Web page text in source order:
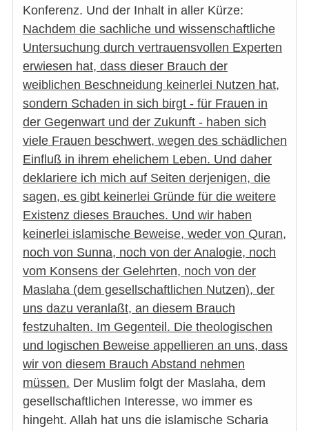
Konferenz. Und der Inhalt in aller Kürze:
Nachdem die sachliche und wissenschaftliche
Untersuchung durch vertrauensvollen Experten
erwiesen hat, dass dieser Brauch der
weiblichen Beschneidung keinerlei Nutzen hat,
sondern Schaden in sich birgt - für Frauen in
der Gegenwart und der Zukunft - haben sich
viele Frauen beschwert, wegen des schädlichen
Einfluß in ihrem ehelichem Leben. Und daher
deklariere ich mich auf Seiten derjenigen, die
sagen, es gibt keinerlei Gründe für die weitere
Existenz dieses Brauches. Und wir haben
keinerlei islamische Beweise, weder von Quran,
noch von Sunna, noch von der Analogie, noch
vom Konsens der Gelehrten, noch von der
Maslaha (dem gesellschaftlichen Nutzen), der
uns dazu veranlaßt, an diesem Brauch
festzuhalten. Im Gegenteil. Die theologischen
und logischen Beweise appellieren an uns, dass
wir von diesem Brauch Abstand nehmen
müssen. Der Muslim folgt der Maslaha, dem
gesellschaftlichen Interesse, wo immer es
hingeht. Allah hat uns die islamische Scharia